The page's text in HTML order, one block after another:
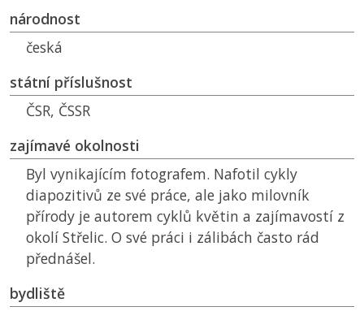
národnost
česká
státní příslušnost
ČSR, ČSSR
zajímavé okolnosti
Byl vynikajícím fotografem. Nafotil cykly
diapozitivů ze své práce, ale jako milovník
přírody je autorem cyklů květin a zajímavostí z
okolí Střelic. O své práci i zálibách často rád
přednášel.
bydliště